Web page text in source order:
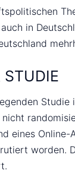
in
STUDIE
eines
worden.